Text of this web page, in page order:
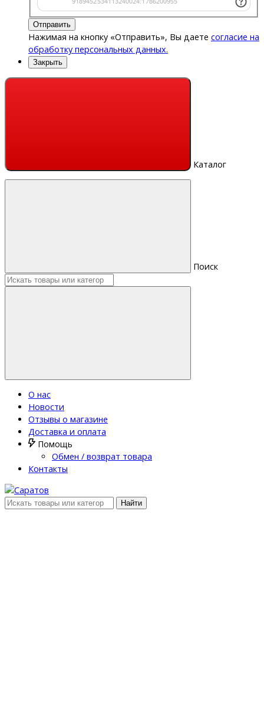
Отправить
Нажимая на кнопку «Отправить», Вы даете согласие на
обработку персональных данных.
Закрыть
Каталог
Поиск
О нас
Новости
Отзывы о магазине
Доставка и оплата
Помощь
Обмен / возврат товара
Контакты
Найти